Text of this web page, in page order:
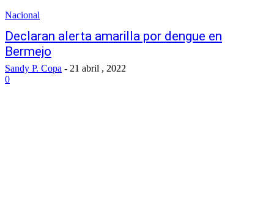
Nacional
Declaran alerta amarilla por dengue en
Bermejo
Sandy P. Copa - 21 abril , 2022
0